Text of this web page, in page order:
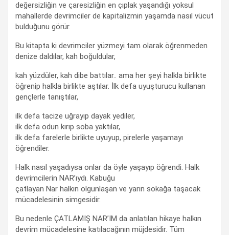
değersizliğin ve çaresizliğin en çıplak yaşandığı yoksul
mahallerde devrimciler de kapitalizmin yaşamda nasıl vücut
bulduğunu görür.
Bu kitapta ki devrimciler yüzmeyi tam olarak öğrenmeden
denize daldılar, kah boğuldular,
kah yüzdüler, kah dibe battılar.. ama her şeyi halkla birlikte
öğrenip halkla birlikte aştılar. İlk defa uyuşturucu kullanan
gençlerle tanıştılar,
ilk defa tacize uğrayıp dayak yediler,
ilk defa odun kırıp soba yaktılar,
ilk defa farelerle birlikte uyuyup, pirelerle yaşamayı
öğrendiler.
Halk nasıl yaşadıysa onlar da öyle yaşayıp öğrendi. Halk
devrimcilerin NAR’ıydı. Kabuğu
çatlayan Nar halkın olgunlaşan ve yarın sokağa taşacak
mücadelesinin simgesidir.
Bu nedenle ÇATLAMIŞ NAR’IM da anlatılan hikaye halkın
devrim mücadelesine katılacağının müjdesidir. Tüm